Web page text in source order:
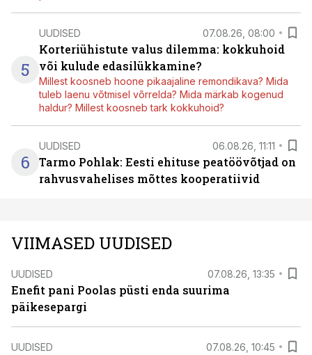
5
UUDISED 07.08.26, 08:00
Korteriühistute valus dilemma: kokkuhoid
või kulude edasilükkamine?
Millest koosneb hoone pikaajaline remondikava? Mida
tuleb laenu võtmisel võrrelda? Mida märkab kogenud
haldur? Millest koosneb tark kokkuhoid?
6
UUDISED 06.08.26, 11:11
Tarmo Pohlak: Eesti ehituse peatöövõtjad on
rahvusvahelises mõttes kooperatiivid
VIIMASED UUDISED
UUDISED 07.08.26, 13:35
Enefit pani Poolas püsti enda suurima
päikesepargi
UUDISED 07.08.26, 10:45